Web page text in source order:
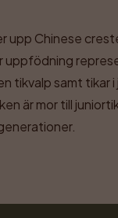
upp Chinese
uppfödning
tikvalp samt tikar
är mor till